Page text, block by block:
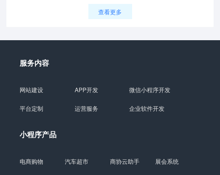
查看更多
服务内容
网站建设 APP开发 微信小程序开发
平台定制 运营服务 企业软件开发
小程序产品
电商购物 汽车超市 商协云助手 展会系统